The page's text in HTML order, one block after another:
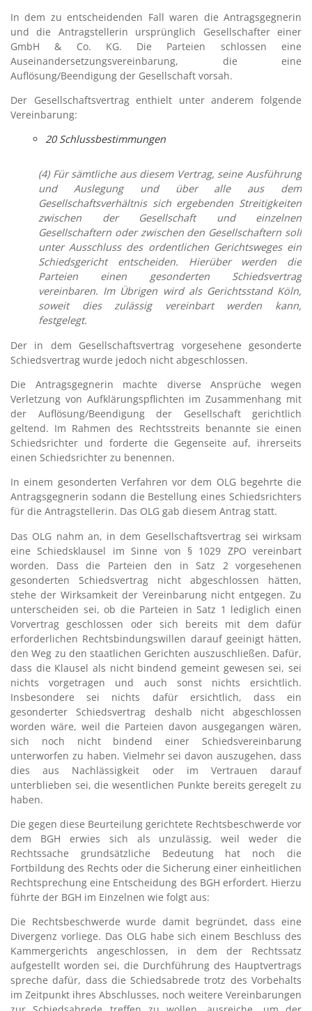
In dem zu entscheidenden Fall waren die Antragsgegnerin
und die Antragstellerin ursprünglich Gesellschafter einer
GmbH & Co. KG. Die Parteien schlossen eine
Auseinandersetzungsvereinbarung, die eine
Auflösung/Beendigung der Gesellschaft vorsah.
Der Gesellschaftsvertrag enthielt unter anderem folgende
Vereinbarung:
20 Schlussbestimmungen
(4) Für sämtliche aus diesem Vertrag, seine Ausführung
und Auslegung und über alle aus dem
Gesellschaftsverhältnis sich ergebenden Streitigkeiten
zwischen der Gesellschaft und einzelnen
Gesellschaftern oder zwischen den Gesellschaftern soll
unter Ausschluss des ordentlichen Gerichtsweges ein
Schiedsgericht entscheiden. Hierüber werden die
Parteien einen gesonderten Schiedsvertrag
vereinbaren. Im Übrigen wird als Gerichtsstand Köln,
soweit dies zulässig vereinbart werden kann,
festgelegt.
Der in dem Gesellschaftsvertrag vorgesehene gesonderte
Schiedsvertrag wurde jedoch nicht abgeschlossen.
Die Antragsgegnerin machte diverse Ansprüche wegen
Verletzung von Aufklärungspflichten im Zusammenhang mit
der Auflösung/Beendigung der Gesellschaft gerichtlich
geltend. Im Rahmen des Rechtsstreits benannte sie einen
Schiedsrichter und forderte die Gegenseite auf, ihrerseits
einen Schiedsrichter zu benennen.
In einem gesonderten Verfahren vor dem OLG begehrte die
Antragsgegnerin sodann die Bestellung eines Schiedsrichters
für die Antragstellerin. Das OLG gab diesem Antrag statt.
Das OLG nahm an, in dem Gesellschaftsvertrag sei wirksam
eine Schiedsklausel im Sinne von § 1029 ZPO vereinbart
worden. Dass die Parteien den in Satz 2 vorgesehenen
gesonderten Schiedsvertrag nicht abgeschlossen hätten,
stehe der Wirksamkeit der Vereinbarung nicht entgegen. Zu
unterscheiden sei, ob die Parteien in Satz 1 lediglich einen
Vorvertrag geschlossen oder sich bereits mit dem dafür
erforderlichen Rechtsbindungswillen darauf geeinigt hätten,
den Weg zu den staatlichen Gerichten auszuschließen. Dafür,
dass die Klausel als nicht bindend gemeint gewesen sei, sei
nichts vorgetragen und auch sonst nichts ersichtlich.
Insbesondere sei nichts dafür ersichtlich, dass ein
gesonderter Schiedsvertrag deshalb nicht abgeschlossen
worden wäre, weil die Parteien davon ausgegangen wären,
sich noch nicht bindend einer Schiedsvereinbarung
unterworfen zu haben. Vielmehr sei davon auszugehen, dass
dies aus Nachlässigkeit oder im Vertrauen darauf
unterblieben sei, die wesentlichen Punkte bereits geregelt zu
haben.
Die gegen diese Beurteilung gerichtete Rechtsbeschwerde vor
dem BGH erwies sich als unzulässig, weil weder die
Rechtssache grundsätzliche Bedeutung hat noch die
Fortbildung des Rechts oder die Sicherung einer einheitlichen
Rechtsprechung eine Entscheidung des BGH erfordert. Hierzu
führte der BGH im Einzelnen wie folgt aus:
Die Rechtsbeschwerde wurde damit begründet, dass eine
Divergenz vorliege. Das OLG habe sich einem Beschluss des
Kammergerichts angeschlossen, in dem der Rechtssatz
aufgestellt worden sei, die Durchführung des Hauptvertrags
spreche dafür, dass die Schiedsabrede trotz des Vorbehalts
im Zeitpunkt ihres Abschlusses, noch weitere Vereinbarungen